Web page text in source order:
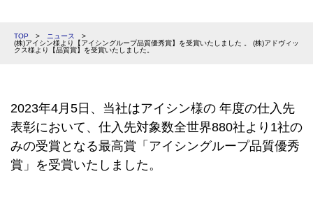
TOP > ニュース
>
(株)アイシン様より【アイシングループ品質優秀賞】を受賞いたしました 。 (株)アドヴィッ
クス様より【品質賞】を受賞いたしました。
2023年4月5日、当社はアイシン様の 年度の仕入先
表彰において、仕入先対象数全世界880社より1社の
みの受賞となる最高賞「アイシングループ品質優秀
賞」を受賞いたしました。